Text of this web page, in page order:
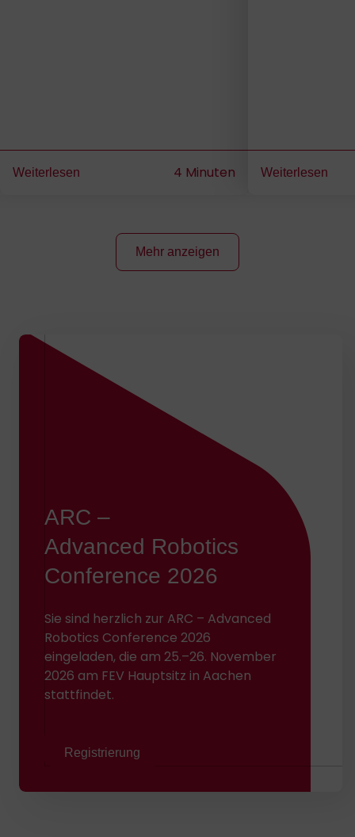
Weiterlesen 4 Minuten Weiterlesen
Mehr anzeigen
ARC –
Advanced Robotics
Conference 2026
Sie sind herzlich zur ARC – Advanced
Robotics Conference 2026
eingeladen, die am 25.–26. November
2026 am FEV Hauptsitz in Aachen
stattfindet.
Registrierung